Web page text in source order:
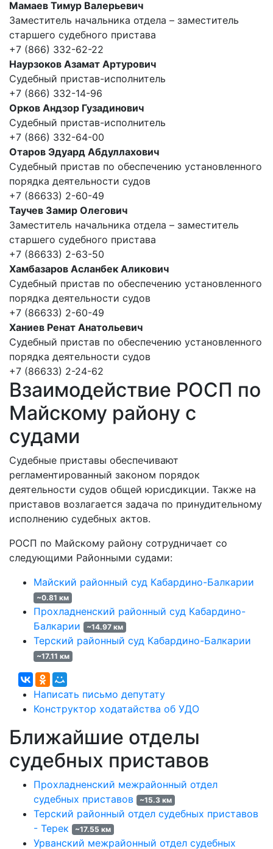
Мамаев Тимур Валерьевич
Заместитель начальника отдела – заместитель
старшего судебного пристава
+7 (866) 332-62-22
Наурзоков Азамат Артурович
Судебный пристав-исполнитель
+7 (866) 332-14-96
Орков Андзор Гузадинович
Судебный пристав-исполнитель
+7 (866) 332-64-00
Отаров Эдуард Абдуллахович
Судебный пристав по обеспечению установленного
порядка деятельности судов
+7 (86633) 2-60-49
Таучев Замир Олегович
Заместитель начальника отдела – заместитель
старшего судебного пристава
+7 (86633) 2-63-50
Хамбазаров Асланбек Аликович
Судебный пристав по обеспечению установленного
порядка деятельности судов
+7 (86633) 2-60-49
Ханиев Ренат Анатольевич
Судебный пристав по обеспечению установленного
порядка деятельности судов
+7 (86633) 2-24-62
Взаимодействие РОСП по
Майскому району с
судами
Судебные приставы обеспечивают
регламентированный законом порядок
деятельности судов общей юрисдикции. Также на
приставов возлагается задача по принудительному
исполнению судебных актов.
РОСП по Майскому району сотрудничает со
следующими Районными судами:
Майский районный суд Кабардино-Балкарии
~0.81 км
Прохладненский районный суд Кабардино-
Балкарии
~14.97 км
Терский районный суд Кабардино-Балкарии
~17.11 км
Написать письмо депутату
Конструктор ходатайства об УДО
Ближайшие отделы
судебных приставов
Прохладненский межрайонный отдел
судебных приставов
~15.3 км
Терский районный отдел судебных приставов
- Терек
~17.55 км
Урванский межрайонный отдел судебных